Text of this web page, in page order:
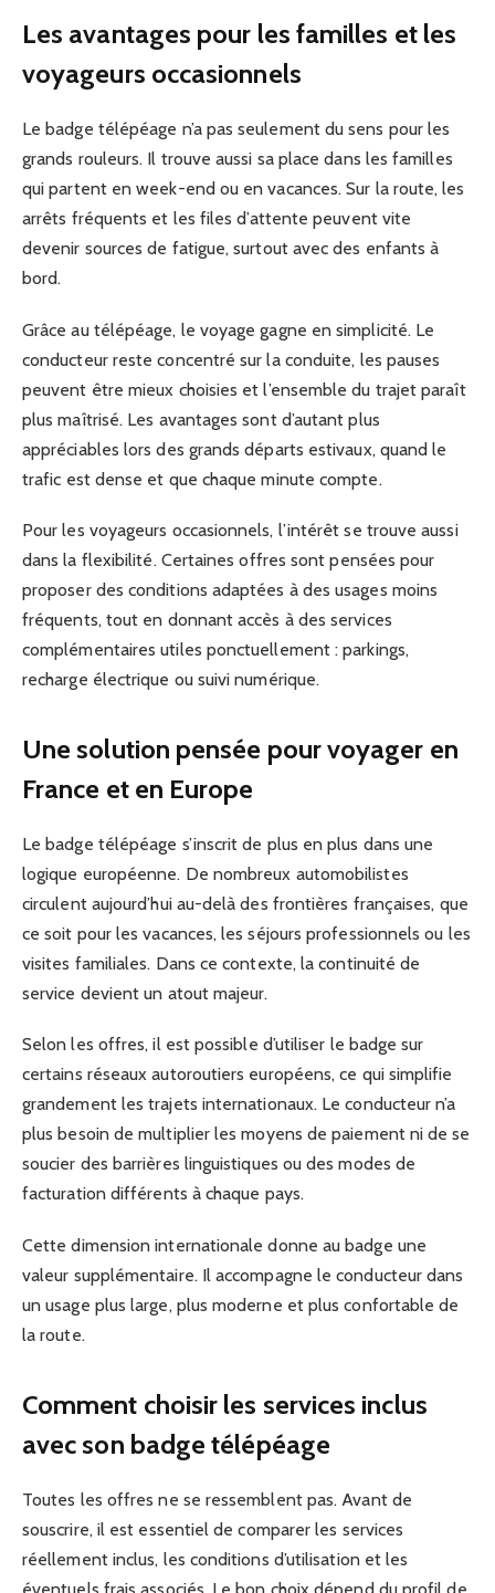
Les avantages pour les familles et les
voyageurs occasionnels
Le badge télépéage n’a pas seulement du sens pour les
grands rouleurs. Il trouve aussi sa place dans les familles
qui partent en week-end ou en vacances. Sur la route, les
arrêts fréquents et les files d’attente peuvent vite
devenir sources de fatigue, surtout avec des enfants à
bord.
Grâce au télépéage, le voyage gagne en simplicité. Le
conducteur reste concentré sur la conduite, les pauses
peuvent être mieux choisies et l’ensemble du trajet paraît
plus maîtrisé. Les avantages sont d’autant plus
appréciables lors des grands départs estivaux, quand le
trafic est dense et que chaque minute compte.
Pour les voyageurs occasionnels, l’intérêt se trouve aussi
dans la flexibilité. Certaines offres sont pensées pour
proposer des conditions adaptées à des usages moins
fréquents, tout en donnant accès à des services
complémentaires utiles ponctuellement : parkings,
recharge électrique ou suivi numérique.
Une solution pensée pour voyager en
France et en Europe
Le badge télépéage s’inscrit de plus en plus dans une
logique européenne. De nombreux automobilistes
circulent aujourd’hui au-delà des frontières françaises, que
ce soit pour les vacances, les séjours professionnels ou les
visites familiales. Dans ce contexte, la continuité de
service devient un atout majeur.
Selon les offres, il est possible d’utiliser le badge sur
certains réseaux autoroutiers européens, ce qui simplifie
grandement les trajets internationaux. Le conducteur n’a
plus besoin de multiplier les moyens de paiement ni de se
soucier des barrières linguistiques ou des modes de
facturation différents à chaque pays.
Cette dimension internationale donne au badge une
valeur supplémentaire. Il accompagne le conducteur dans
un usage plus large, plus moderne et plus confortable de
la route.
Comment choisir les services inclus
avec son badge télépéage
Toutes les offres ne se ressemblent pas. Avant de
souscrire, il est essentiel de comparer les services
réellement inclus, les conditions d’utilisation et les